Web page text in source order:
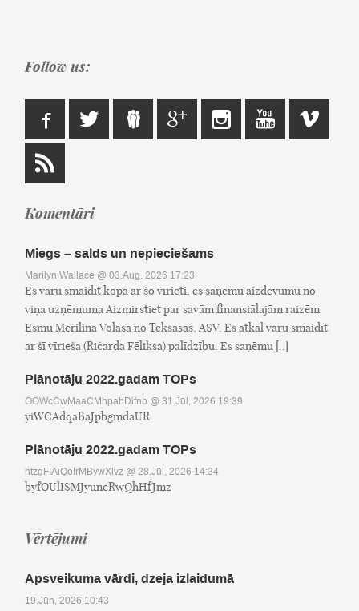
Follow us:
Komentāri
Miegs – salds un nepieciešams
Marilyn Wallace @ 03.Aug, 2026 17:23
Es varu smaidīt kopā ar šo vīrieti, es saņēmu aizdevumu no
viņa uzņēmuma Aizmirstiet par savām finansiālajām raizēm
Esmu Merilina Volasa no Teksasas, ASV. Es atkal varu smaidīt
ar šī vīrieša (Ričarda Fēliksa) palīdzību. Es saņēmu [..]
Plānotāju 2022.gadam TOPs
OOWcCwMaaCMhpahDifnb @ 31.Jūl, 2026 19:39
yiWCAdqaBaJpbgmdaUR
Plānotāju 2022.gadam TOPs
htzgFIAiQoIrMBywXlvz @ 28.Jūl, 2026 14:34
byfOUlISMJyuncRwQhHfJmz
Vērtējumi
Apsveikuma vārdi, dzeja izlaidumā
19.Jūn, 2026 10:43